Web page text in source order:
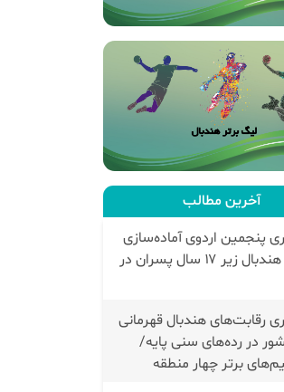
آخرین مطالب
پنجمین اردوی آماده‌سازی
تیم ملی هندبال زیر ۱۷ سال پسران در
رقابت‌های هندبال قهرمانی
در رده‌های سنی پایه/
برتر چهار منطقه